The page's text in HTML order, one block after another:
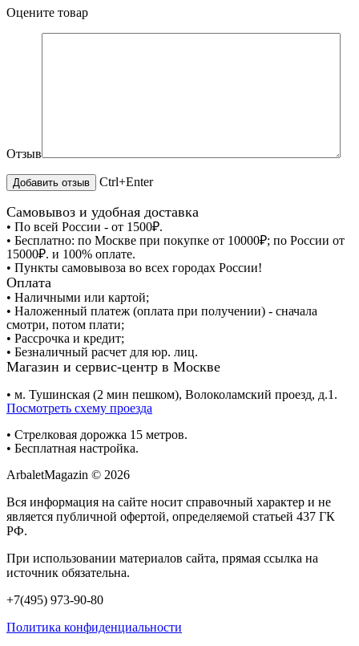
Оцените товар
Отзыв
Ctrl+Enter
Самовывоз и удобная доставка
• По всей России - от 1500₽.
• Бесплатно: по Москве при покупке от 10000₽; по России от
15000₽. и 100% оплате.
• Пункты самовывоза во всех городах России!
Оплата
• Наличными или картой;
• Наложенный платеж (оплата при получении) - сначала
смотри, потом плати;
• Рассрочка и кредит;
• Безналичный расчет для юр. лиц.
Магазин и сервис-центр в Москве
• м. Тушинская (2 мин пешком), Волоколамский проезд, д.1.
Посмотреть схему проезда
• Cтрелковая дорожка 15 метров.
• Бесплатная настройка.
ArbaletMagazin © 2026
Вся информация на сайте носит справочный характер и не
является публичной офертой, определяемой статьей 437 ГК
РФ.
При использовании материалов сайта, прямая ссылка на
источник обязательна.
+7(495) 973-90-80
Политика конфиденциальности